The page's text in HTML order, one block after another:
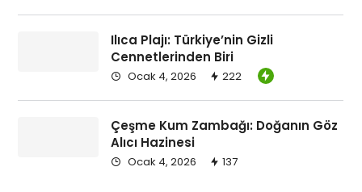
Ilıca Plajı: Türkiye’nin Gizli
Cennetlerinden Biri
Ocak 4, 2026 222
Çeşme Kum Zambağı: Doğanın Göz
Alıcı Hazinesi
Ocak 4, 2026 137